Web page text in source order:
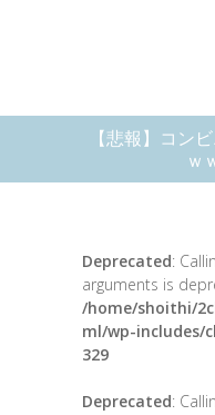
【悲報】コン
ｗ
Deprecated:
arguments is
/home/shoithi/
ml/wp-includes/
329
Deprecated: